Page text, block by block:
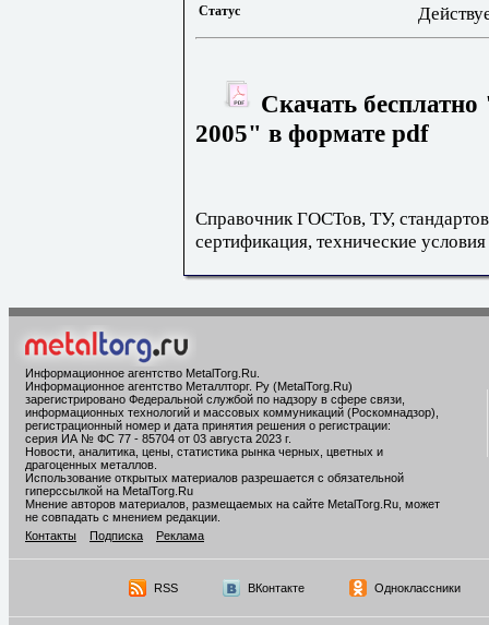
Статус
Скачать
2005" в формате pdf
Справочник ГОСТов, ТУ,
сертификация, технические условия
Информационное агентство MetalTorg.Ru
Информационное агентство Металлторг. Ру (MetalTorg.Ru)
зарегистрировано Федеральной службой по надзору в сфере связи,
информационных технологий и массовых коммуникаций (Роскомнадзор),
регистрационный номер и дата принятия решения о регистрации:
серия ИА № ФС 77 - 85704 от 03 августа 2023 г.
Новости, аналитика, цены, статистика рынка черных, цветных и
драгоценных металлов.
Использование открытых материалов разрешается с обязательной
гиперссылкой на MetalTorg.Ru
Мнение авторов материалов, размещаемых на сайте MetalTorg.Ru, может
не совпадать с мнением редакции.
Контакты
Подписка Реклама
RSS ВКонтакте Одноклассники